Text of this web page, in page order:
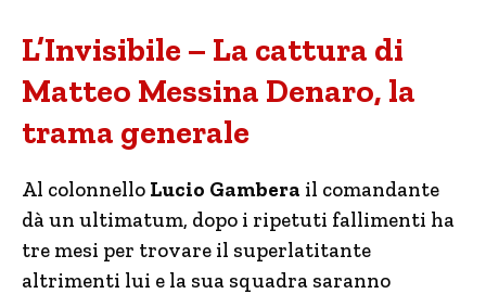
L’Invisibile – La cattura di
Matteo Messina Denaro, la
trama generale
Al colonnello Lucio Gambera il comandante
dà un ultimatum, dopo i ripetuti fallimenti ha
tre mesi per trovare il superlatitante
altrimenti lui e la sua squadra saranno